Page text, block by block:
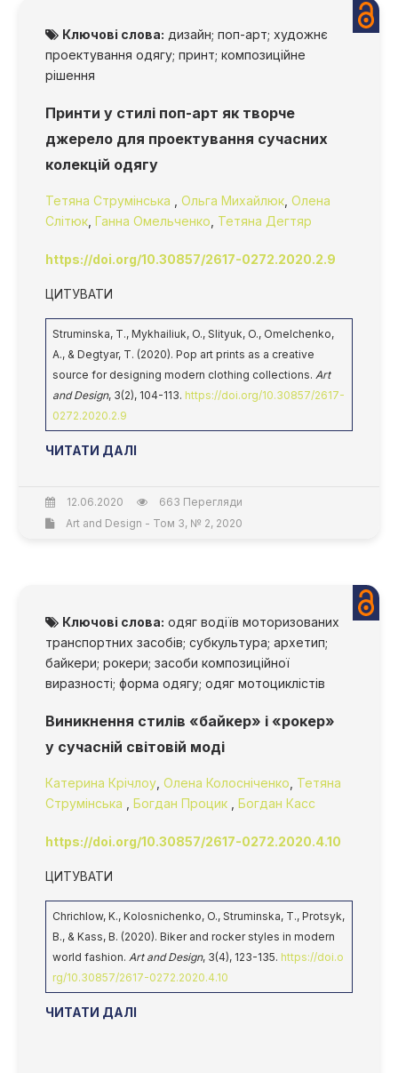
Ключові слова: дизайн; поп-арт; художнє
проектування одягу; принт; композиційне
рішення
Принти у стилі поп-арт як творче
джерело для проектування сучасних
колекцій одягу
Тетяна Струмінська Ольга Михайлюк Олена
Слітюк Ганна Омельченко Тетяна Дегтяр
https://doi.org/10.30857/2617-0272.2020.2.9
ЦИТУВАТИ
Struminska, T., Mykhailiuk, O., Slityuk, O., Omelchenko,
A., & Degtyar, T. (2020). Pop art prints as a creative
source for designing modern clothing collections. Art
and Design, 3(2), 104-113. https://doi.org/10.30857/2617-
0272.2020.2.9
ЧИТАТИ ДАЛІ
12.06.2020
663 Перегляди
Art and Design - Том 3, № 2, 2020
Ключові слова: одяг водіїв моторизованих
транспортних засобів; субкультура; архетип;
байкери; рокери; засоби композиційної
виразності; форма одягу; одяг мотоциклістів
Виникнення стилів «байкер» і «рокер»
у сучасній світовій моді
Катерина Крічлоу Олена Колосніченко Тетяна
Струмінська
Богдан Процик Богдан Касс
https://doi.org/10.30857/2617-0272.2020.4.10
ЦИТУВАТИ
Chrichlow, K., Kolosnichenko, O., Struminska, T., Protsyk,
B., & Kass, B. (2020). Biker and rocker styles in modern
world fashion. Art and Design, 3(4), 123-135. https://doi.o
rg/10.30857/2617-0272.2020.4.10
ЧИТАТИ ДАЛІ